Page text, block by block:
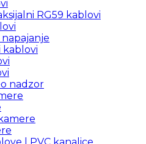
RG59 kablovi
napajanje
kablovi
nadzor